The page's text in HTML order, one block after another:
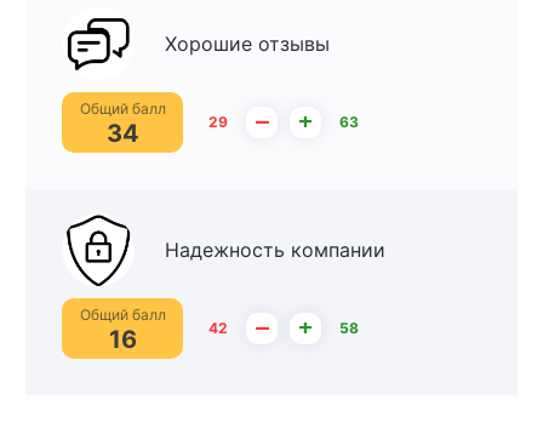
Хорошие отзывы
Общий балл
34 29 – + 63
Надежность компании
Общий балл
16 42 – + 58